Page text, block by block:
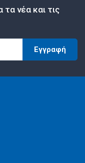
νέα και τις
Εγγραφή